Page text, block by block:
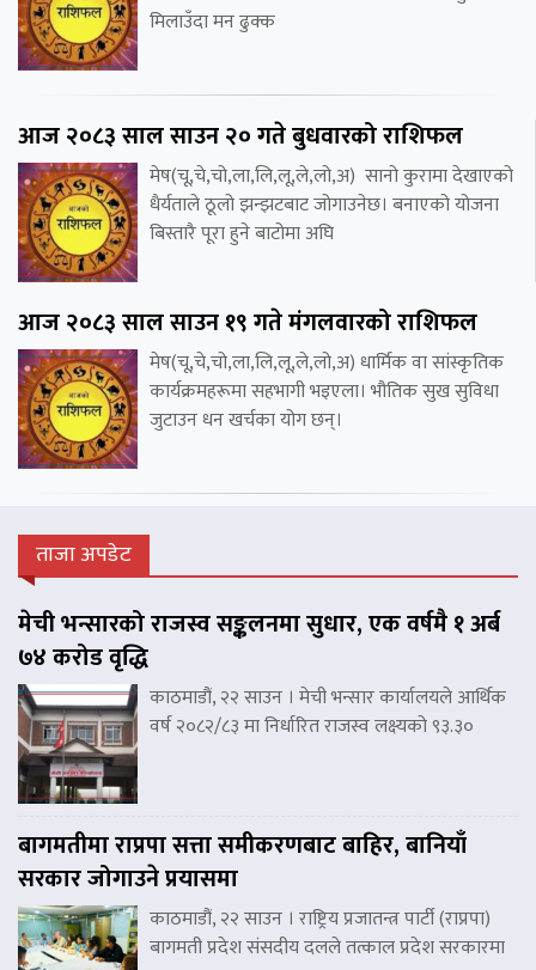
मिलाउँदा मन ढुक्क
आज २०८३ साल साउन २० गते बुधवारको राशिफल
मेष(चू,चे,चो,ला,लि,लू,ले,लो,अ) सानो कुरामा देखाएको
धैर्यताले ठूलो झन्झटबाट जोगाउनेछ। बनाएको योजना
बिस्तारै पूरा हुने बाटोमा अघि
आज २०८३ साल साउन १९ गते मंगलवारको राशिफल
मेष(चू,चे,चो,ला,लि,लू,ले,लो,अ) धार्मिक वा सांस्कृतिक
कार्यक्रमहरूमा सहभागी भइएला। भौतिक सुख सुविधा
जुटाउन धन खर्चका योग छन्।
ताजा अपडेट
मेची भन्सारको राजस्व सङ्कलनमा सुधार, एक वर्षमै १ अर्ब
७४ करोड वृद्धि
काठमाडौं, २२ साउन । मेची भन्सार कार्यालयले आर्थिक
वर्ष २०८२/८३ मा निर्धारित राजस्व लक्ष्यको ९३.३०
बागमतीमा राप्रपा सत्ता समीकरणबाट बाहिर, बानियाँ
सरकार जोगाउने प्रयासमा
काठमाडौं, २२ साउन । राष्ट्रिय प्रजातन्त्र पार्टी (राप्रपा)
बागमती प्रदेश संसदीय दलले तत्काल प्रदेश सरकारमा